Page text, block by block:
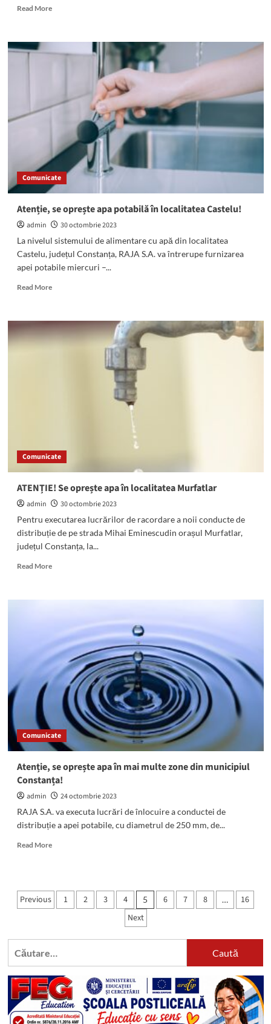
Read MoreRead
Polaris
Holding:
amplasate
colectarea
deșeurilor
voluminoase,
la
Constanța
Comunicate
Atenție, se oprește apa potabilă în localitatea Castelu!
admin
30 octombrie 2023
La nivelul sistemului de alimentare cu apă din localitatea
Castelu, județul Constanța, RAJA S.A. va întrerupe furnizarea
apei potabile miercuri –...
Read MoreRead
Atenție,
se
oprește
Comunicate
ATENȚIE! Se oprește apa în localitatea Murfatlar
admin
30 octombrie 2023
Pentru executarea lucrărilor de racordare a noii conducte de
distribuție de pe strada Mihai Eminescudin orașul Murfatlar,
județul Constanța, la...
Read MoreRead
localitatea
Murfatlar
Comunicate
Atenție, se oprește apa în mai multe zone din municipiul
Constanța!
admin
24 octombrie 2023
RAJA S.A. va executa lucrări de înlocuire a conductei de
distribuție a apei potabile, cu diametrul de 250 mm, de...
Read MoreRead
se
oprește
zone
municipiul
Constanța!
Paginație
Previous 1 2 3 4 5 6 7 8 …
16
Next
Caută